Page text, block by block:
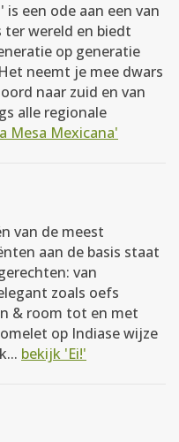
is een ode aan een van
wereld en biedt
op generatie
neemt je mee dwars
naar zuid en van
alle regionale
Mesa Mexicana'
van de meest
aan de basis staat
van
zoals oefs
& room tot en met
op Indiase wijze
bekijk 'Ei!'